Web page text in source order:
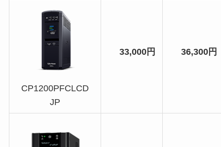
CP1200PFCLCD
JP
33,000円 36,300円